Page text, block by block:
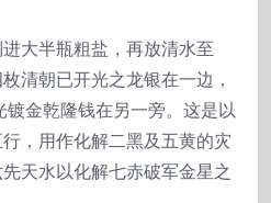
大半瓶粗盐，再放清水至
清朝已开光之龙银在一边，
金乾隆钱在另一旁。这是以
，用作化解二黑及五黄的灾
天水以化解七赤破军金星之